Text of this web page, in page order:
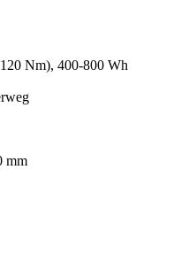
Nm), 400-800 Wh
mm